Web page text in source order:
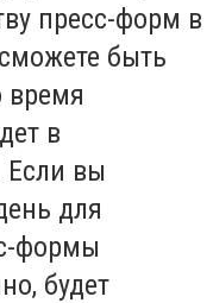
пресс-форм в
быть
время
в
Если вы
для
формы
будет